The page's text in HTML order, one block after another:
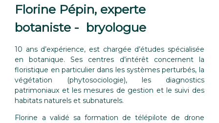
Florine Pépin, experte
botaniste - bryologue
10 ans d’expérience, est chargée d’études spécialisée
en botanique. Ses centres d’intérêt concernent la
floristique en particulier dans les systèmes perturbés, la
végétation (phytosociologie), les diagnostics
patrimoniaux et les mesures de gestion et le suivi des
habitats naturels et subnaturels.
Florine a validé sa formation de télépilote de drone